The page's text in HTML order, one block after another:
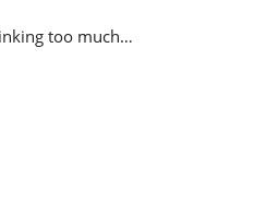
too much…